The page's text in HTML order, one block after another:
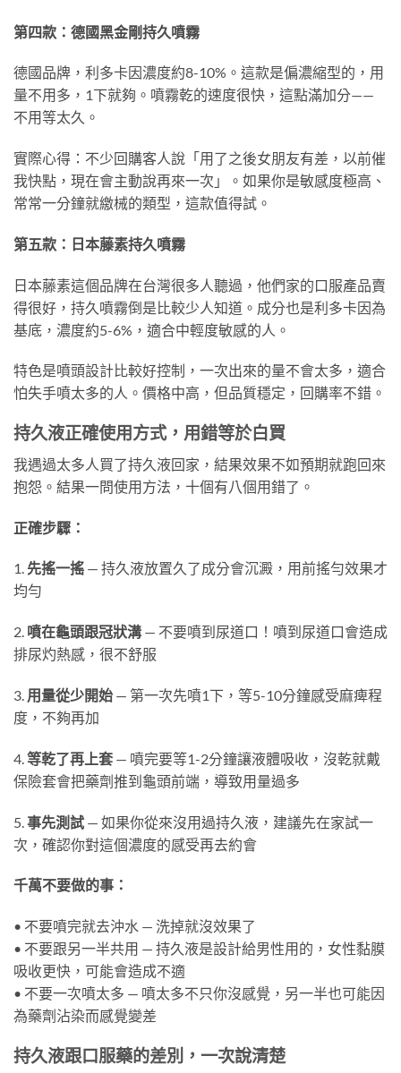
第四款：德國黑金剛持久噴霧
德國品牌，利多卡因濃度約8-10%。這款是偏濃縮型的，用
量不用多，1下就夠。噴霧乾的速度很快，這點滿加分——
不用等太久。
實際心得：不少回購客人說「用了之後女朋友有差，以前催
我快點，現在會主動說再來一次」。如果你是敏感度極高、
常常一分鐘就繳械的類型，這款值得試。
第五款：日本藤素持久噴霧
日本藤素這個品牌在台灣很多人聽過，他們家的口服產品賣
得很好，持久噴霧倒是比較少人知道。成分也是利多卡因為
基底，濃度約5-6%，適合中輕度敏感的人。
特色是噴頭設計比較好控制，一次出來的量不會太多，適合
怕失手噴太多的人。價格中高，但品質穩定，回購率不錯。
持久液正確使用方式，用錯等於白買
我遇過太多人買了持久液回家，結果效果不如預期就跑回來
抱怨。結果一問使用方法，十個有八個用錯了。
正確步驟：
1. 先搖一搖 — 持久液放置久了成分會沉澱，用前搖勻效果才
均勻
2. 噴在龜頭跟冠狀溝 — 不要噴到尿道口！噴到尿道口會造成
排尿灼熱感，很不舒服
3. 用量從少開始 — 第一次先噴1下，等5-10分鐘感受麻痺程
度，不夠再加
4.等乾了再上套 — 噴完要等1-2分鐘讓液體吸收，沒乾就戴
保險套會把藥劑推到龜頭前端，導致用量過多
5. 事先測試 — 如果你從來沒用過持久液，建議先在家試一
次，確認你對這個濃度的感受再去約會
千萬不要做的事：
• 不要噴完就去沖水 — 洗掉就沒效果了
• 不要跟另一半共用 — 持久液是設計給男性用的，女性黏膜
吸收更快，可能會造成不適
• 不要一次噴太多 — 噴太多不只你沒感覺，另一半也可能因
為藥劑沾染而感覺變差
持久液跟口服藥的差別，一次說清楚